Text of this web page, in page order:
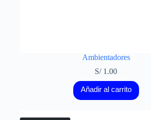
Ambientadores
S/1.00
Añadir al carrito